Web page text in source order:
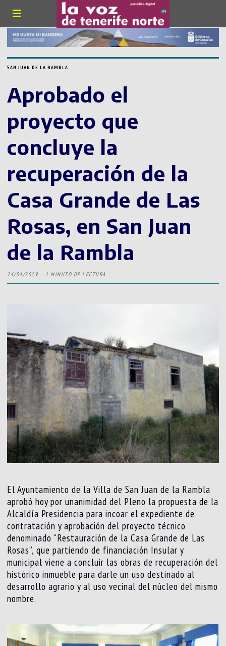
SAN JUAN DE LA RAMBLA
Aprobado el
proyecto que
concluye la
recuperación de la
Casa Grande de Las
Rosas, en San Juan
de la Rambla
24/04/2019 1 MINUTO DE LECTURA
El Ayuntamiento de la Villa de San Juan de la Rambla
aprobó hoy por unanimidad del Pleno la propuesta de la
Alcaldía Presidencia para incoar el expediente de
contratación y aprobación del proyecto técnico
denominado “Restauración de la Casa Grande de Las
Rosas”, que partiendo de financiación Insular y
municipal viene a concluir las obras de recuperación del
histórico inmueble para darle un uso destinado al
desarrollo agrario y al uso vecinal del núcleo del mismo
nombre.